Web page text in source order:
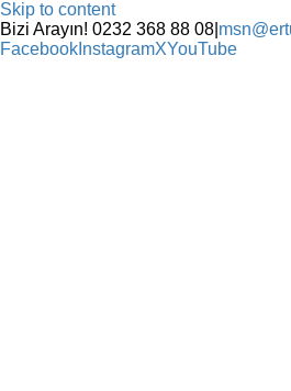
Skip to content
Bizi Arayın! 0232 368 88 08
Facebook InstagramXYouTube